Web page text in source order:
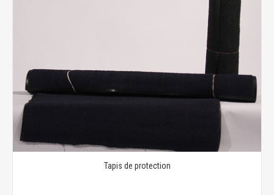
Tapis de protection